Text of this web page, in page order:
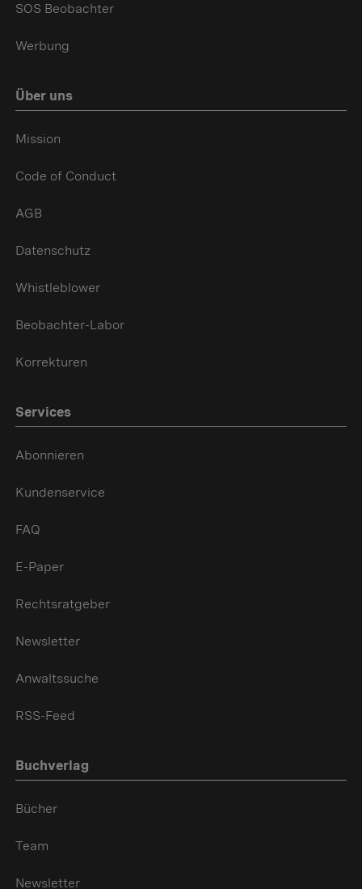
SOS Beobachter
Werbung
Über uns
Mission
Code of Conduct
AGB
Datenschutz
Whistleblower
Beobachter-Labor
Korrekturen
Services
Abonnieren
Kundenservice
FAQ
E-Paper
Rechtsratgeber
Newsletter
Anwaltssuche
RSS-Feed
Buchverlag
Bücher
Team
Newsletter